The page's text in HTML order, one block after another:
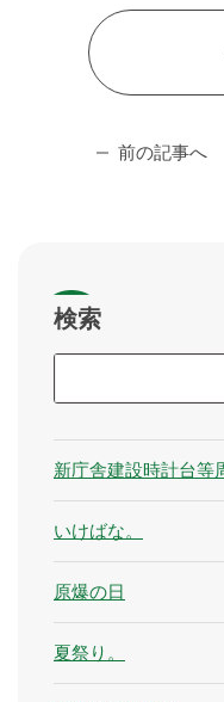
前の記事へ
検索
新庁舎建設時計台等
いけばな。
原爆の日
夏祭り。